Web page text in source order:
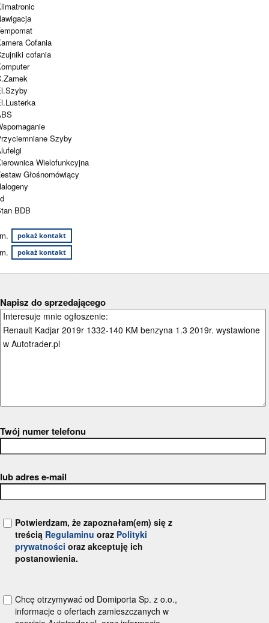
Cofania
cofania
Szyby
Wielofunkcyjna
Głośnomówiący
BDB
pokaż kontakt
pokaż kontakt
Napisz do sprzedającego
Twój numer telefonu
lub adres e-mail
Potwierdzam, że zapoznałam(em) się z
treścią Regulaminu oraz Polityki
prywatności oraz akceptuję ich
postanowienia.
Chcę otrzymywać od Domiporta Sp. z o.o.,
informacje o ofertach zamieszczanych w